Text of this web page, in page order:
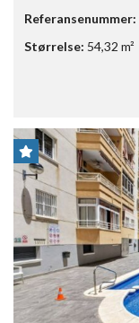
Referansenummer:
Størrelse: 54,32 m²